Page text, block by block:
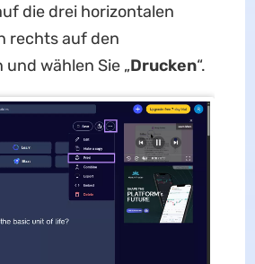
die drei horizontalen
rechts auf den
wählen Sie „Drucken“.